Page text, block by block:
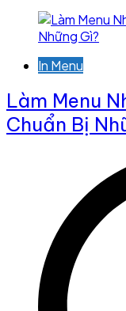
In Menu
Làm Menu
Chuẩn Bị